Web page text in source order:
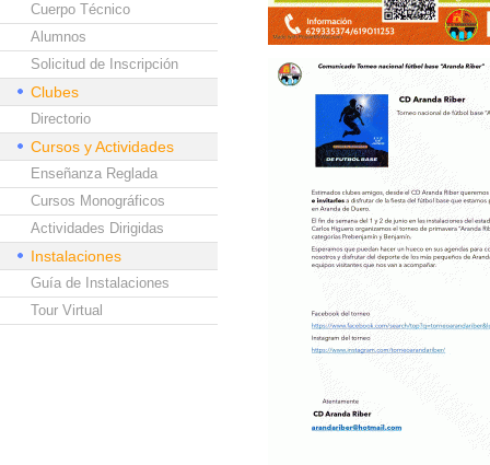
Cuerpo Técnico
Alumnos
Solicitud de Inscripción
Clubes
Directorio
Cursos y Actividades
Enseñanza Reglada
Cursos Monográficos
Actividades Dirigidas
Instalaciones
Guía de Instalaciones
Tour Virtual